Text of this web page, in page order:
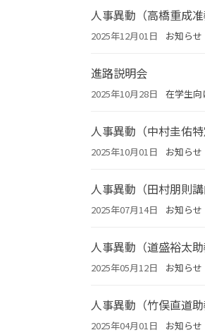
人事異動（高橋重成准
2025年12月01日 お知らせ
進路説明会
2025年10月28日 在学生向
人事異動（中村圭佑特
2025年10月01日 お知らせ
人事異動（田村朋則講
2025年07月14日 お知らせ
人事異動（道盛裕太助
2025年05月12日 お知らせ
人事異動（竹俣直道助
2025年04月01日 お知らせ